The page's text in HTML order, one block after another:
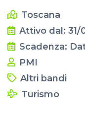
Toscana
Attivo dal: 31/
Scadenza:
PMI
Altri bandi
Turismo